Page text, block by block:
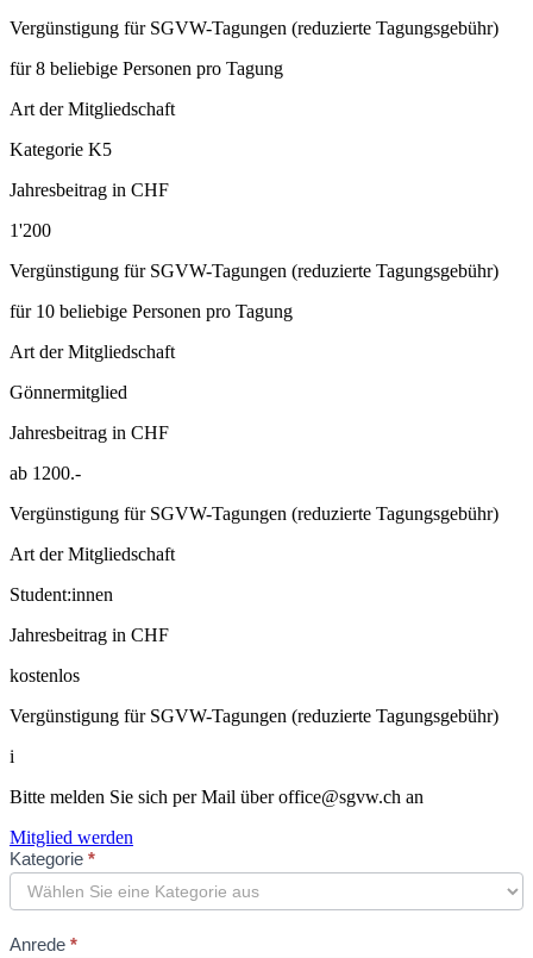
Vergünstigung für SGVW-Tagungen (reduzierte Tagungsgebühr)
für 8 beliebige Personen pro Tagung
Art der Mitgliedschaft
Kategorie K5
Jahresbeitrag in CHF
1'200
Vergünstigung für SGVW-Tagungen (reduzierte Tagungsgebühr)
für 10 beliebige Personen pro Tagung
Art der Mitgliedschaft
Gönnermitglied
Jahresbeitrag in CHF
ab 1200.-
Vergünstigung für SGVW-Tagungen (reduzierte Tagungsgebühr)
Art der Mitgliedschaft
Student:innen
Jahresbeitrag in CHF
kostenlos
Vergünstigung für SGVW-Tagungen (reduzierte Tagungsgebühr)
i
Bitte melden Sie sich per Mail überoffice@sgvw.ch an
Mitglied werden
Neues
Mitglied
Formular
Kategorie *
Anrede *